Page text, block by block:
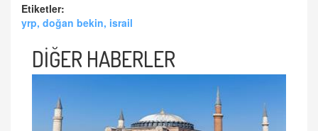
Etiketler:
yrp, doğan bekin, israil
DİĞER HABERLER